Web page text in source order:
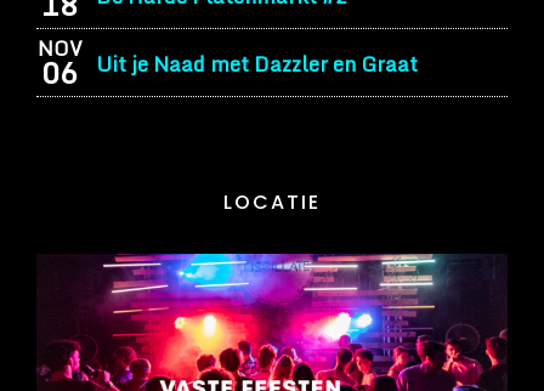
NOV
06 Uit je Naad met Dazzler en Graat
LOCATIE